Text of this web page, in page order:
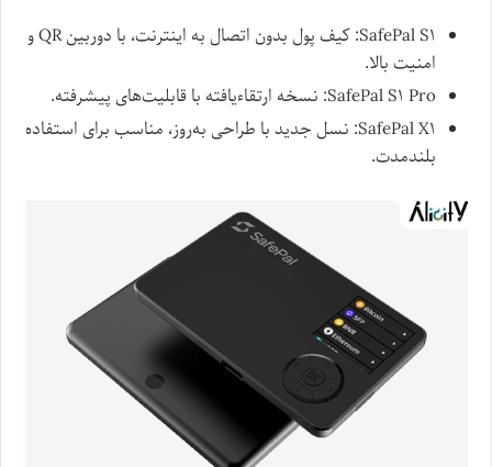
SafePal S۱: کیف پول بدون اتصال به اینترنت، با دوربین QR و
امنیت بالا.
SafePal S۱ Pro: نسخه ارتقاءیافته با قابلیت‌های پیشرفته.
SafePal X۱: نسل جدید با طراحی به‌روز، مناسب برای استفاده
بلندمدت.